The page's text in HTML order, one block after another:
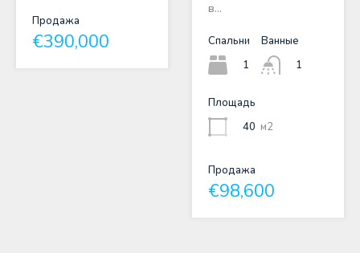
Продажа
€390,000
в…
Спальни
1
Ванные
1
Площадь
40 м2
Продажа
€98,600